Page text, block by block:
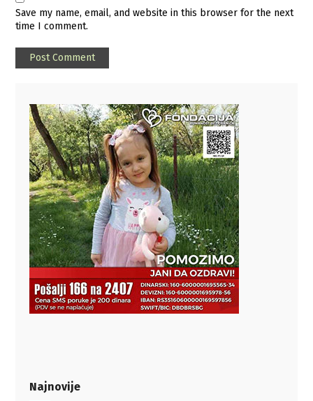
Save my name, email, and website in this browser for the next
time I comment.
Najnovije